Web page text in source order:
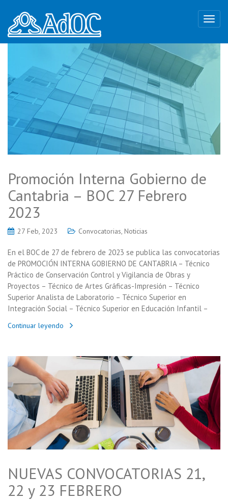
Promoción Interna Gobierno de
Cantabria – BOC 27 Febrero
2023
27 Feb, 2023 Convocatorias, Noticias
En el BOC de 27 de febrero de 2023 se publica las convocatorias
de PROMOCIÓN INTERNA GOBIERNO DE CANTABRIA – Técnico
Práctico de Conservación Control y Vigilancia de Obras y
Proyectos – Técnico de Artes Gráficas-Impresión – Técnico
Superior Analista de Laboratorio – Técnico Superior en
Integración Social – Técnico Superior en Educación Infantil –
Continuar leyendo
NUEVAS CONVOCATORIAS 21,
22 y 23 FEBRERO